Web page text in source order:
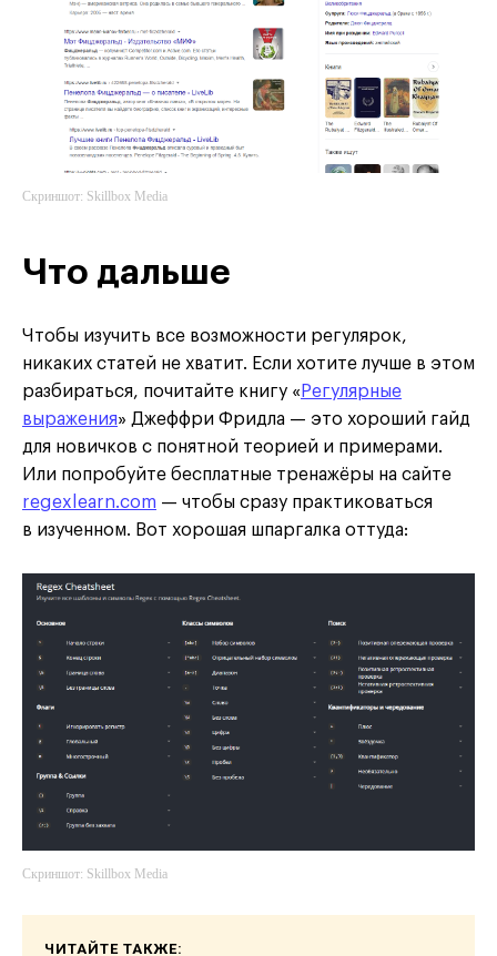
Скриншот: Skillbox Media
Что дальше
Чтобы изучить все возможности регулярок,
никаких статей не хватит. Если хотите лучше в этом
разбираться, почитайте книгу « Регулярные
выражения» Джеффри Фридла — это хороший гайд
для новичков с понятной теорией и примерами.
Или попробуйте бесплатные тренажёры на сайте
regexlearn.com — чтобы сразу практиковаться
в изученном. Вот хорошая шпаргалка оттуда:
Скриншот: Skillbox Media
ЧИТАЙТЕ ТАКЖЕ: